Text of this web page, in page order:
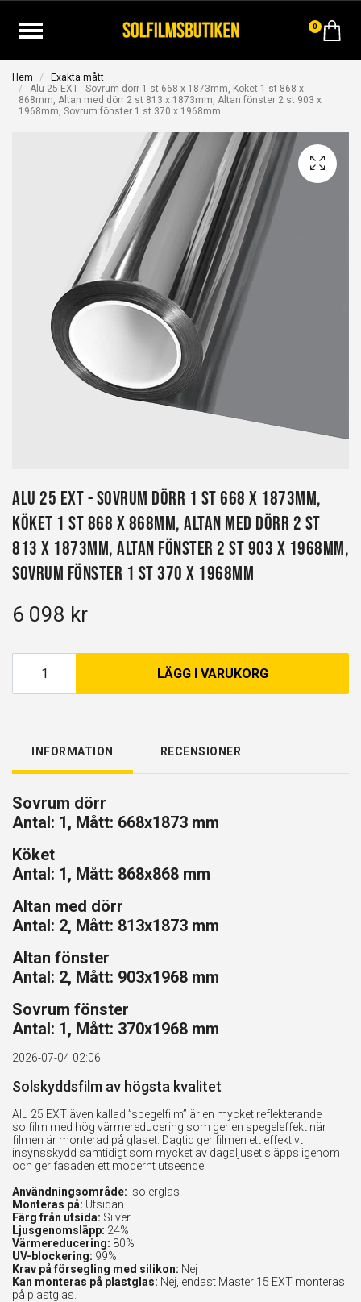
0
Hem
Exakta mått
Alu 25 EXT - Sovrum dörr 1 st 668 x 1873mm, Köket 1 st 868 x
868mm, Altan med dörr 2 st 813 x 1873mm, Altan fönster 2 st 903 x
1968mm, Sovrum fönster 1 st 370 x 1968mm
Alu 25 EXT - Sovrum dörr 1 st 668 x 1873mm,
Köket 1 st 868 x 868mm, Altan med dörr 2 st
813 x 1873mm, Altan fönster 2 st 903 x 1968mm,
Sovrum fönster 1 st 370 x 1968mm
6 098 kr
LÄGG I VARUKORG
INFORMATION RECENSIONER
Sovrum dörr
Antal: 1, Mått: 668x1873 mm
Köket
Antal: 1, Mått: 868x868 mm
Altan med dörr
Antal: 2, Mått: 813x1873 mm
Altan fönster
Antal: 2, Mått: 903x1968 mm
Sovrum fönster
Antal: 1, Mått: 370x1968 mm
2026-07-04 02:06
Solskyddsfilm av högsta kvalitet
Alu 25 EXT även kallad ”spegelfilm” är en mycket reflekterande
solfilm med hög värmereducering som ger en spegeleffekt när
filmen är monterad på glaset. Dagtid ger filmen ett effektivt
insynsskydd samtidigt som mycket av dagsljuset släpps igenom
och ger fasaden ett modernt utseende.
Användningsområde: Isolerglas
Monteras på: Utsidan
Färg från utsida: Silver
Ljusgenomsläpp: 24%
Värmereducering: 80%
UV-blockering: 99%
Krav på försegling med silikon: Nej
Kan monteras på plastglas: Nej, endast Master 15 EXT monteras
på plastglas.